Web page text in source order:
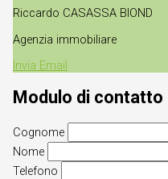
Riccardo CASASSA BIOND
Agenzia immobiliare
Invia Email
Modulo di contatto
Cognome
Nome
Telefono